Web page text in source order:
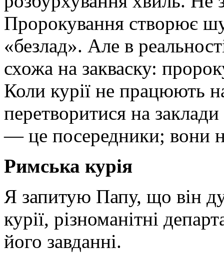
Пророкування створює
«безлад». Але в
схожа на закваску:
Коли курії не працюють
перетворитися на
— це посередники; вони
Римська курія
Я запитую Папу, що він
курії, різноманітні
його завданні.